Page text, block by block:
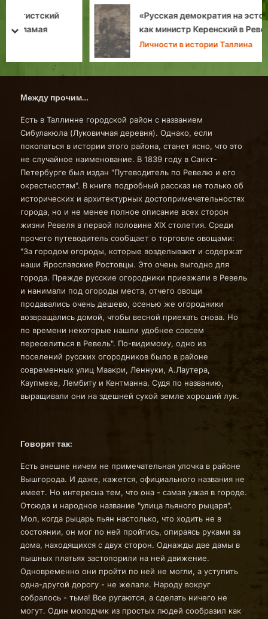
«Русская демократия на эстонской земле»:
как министр Керенский в Ревель приезжал
Личности в истории Таллина
prev
next
Между прочим…
Есть в Таллинне городской район с названием
Сибулакюла (Луковичная деревня). Однако, если
покопаться в истории этого района, станет ясно, что это
не случайное наименование. В 1839 году в Санкт-
Петербурге был издан "Путеводитель по Ревелю и его
окрестностям". В книге подробный рассказ не только об
исторических и архитектурных достопримечательностях
города, но и не менее полное описание всех сторон
жизни Ревеля в первой половине XIX столетия. Среди
прочего путеводитель сообщает о торговле овощами:
"За городом огороды, которые возделывают и содержат
наши Ярославские Ростовцы. Это очень выгодно для
города. Прежде русские огородники приезжали в Ревель
и нанимали под огороды места, отчего овощи
продавались очень дешево, осенью же огородники
возвращались домой, чтобы весной приехать снова. Но
по времени некоторые нашли удобнее совсем
переселиться в Ревель". По-видимому, одно из
поселений русских огородников было в районе
современных улиц Маакри, Леннуки, А.Лаутера,
Каупмехе, Лембиту и Кентманна. Судя по названию,
выращивали они на здешней сухой земле хороший лук.
Говорят так:
Есть внешне ничем не примечательная улочка в районе
Вышгорода. И даже, кажется, официального названия не
имеет. Но интересна тем, что она - самая узкая в городе.
Отсюда и народное название "улица пьяного рыцаря".
Мол, когда рыцарь пьян настолько, что ходить не в
состоянии, он мог по ней пройтись, опираясь руками за
дома, находящихся с двух сторон. Однажды две дамы в
пышных платьях застопорили на ней движение.
Одновременно они пройти по ней не могли, а уступить
одна-другой дорогу - не желали. Народу вокруг
собралось - тьма! Все ругаются, а сделать ничего не
могут. Один молодчик из простых людей сообразил как